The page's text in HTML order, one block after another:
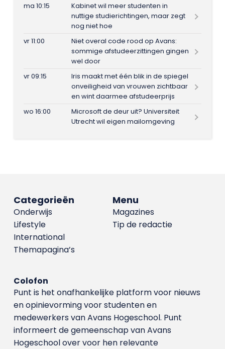
ma 10:15
Kabinet wil meer studenten in
nuttige studierichtingen, maar zegt
nog niet hoe
vr 11:00
Niet overal code rood op Avans:
sommige afstudeerzittingen gingen
wel door
vr 09:15
Iris maakt met één blik in de spiegel
onveiligheid van vrouwen zichtbaar
en wint daarmee afstudeerprijs
wo 16:00
Microsoft de deur uit? Universiteit
Utrecht wil eigen mailomgeving
Menu
Magazines
Tip de redactie
Categorieën
Onderwijs
Lifestyle
International
Themapagina’s
Colofon
Punt is het onafhankelijke platform voor nieuws
en opinievorming voor studenten en
medewerkers van Avans Hoge­school. Punt
informeert de gemeenschap van Avans
Hogeschool over voor hen relevante